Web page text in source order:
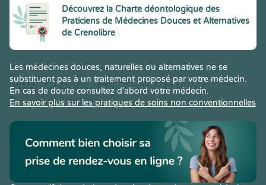
Découvrez la Charte déontologique des
Praticiens de Médecines Douces et Alternatives
de Crenolibre
Les médecines douces, naturelles ou alternatives ne se
substituent pas à un traitement proposé par votre médecin.
En cas de doute consultez d’abord votre médecin.
En savoir plus sur les pratiques de soins non conventionnelles